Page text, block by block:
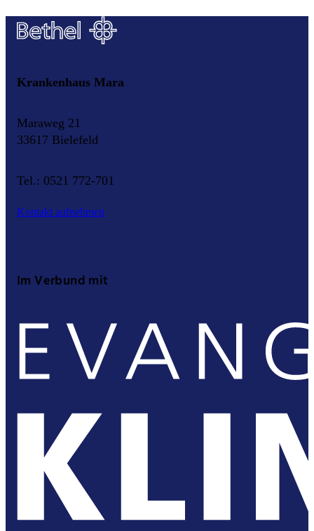
Krankenhaus Mara
Maraweg 21
33617 Bielefeld
Tel.: 0521 772-701
Kontakt aufnehmen
Im Verbund mit